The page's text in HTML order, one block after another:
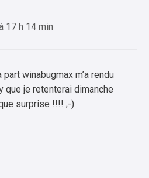
17 h 14 min
winabugmax m’a rendu
que je retenterai dimanche
surprise !!!! ;-)